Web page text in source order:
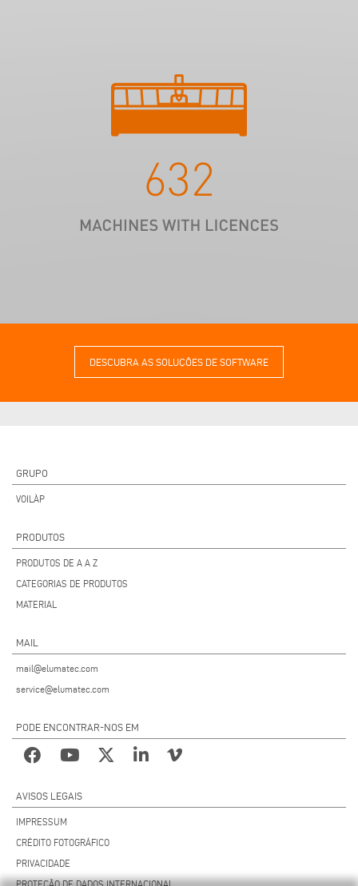
DESCUBRA AS SOLUÇÕES DE SOFTWARE
GRUPO
VOILÀP
PRODUTOS
PRODUTOS DE A A Z
CATEGORIAS DE PRODUTOS
MATERIAL
MAIL
mail@elumatec.com
service@elumatec.com
PODE ENCONTRAR-NOS EM
AVISOS LEGAIS
IMPRESSUM
CRÉDITO FOTOGRÁFICO
PRIVACIDADE